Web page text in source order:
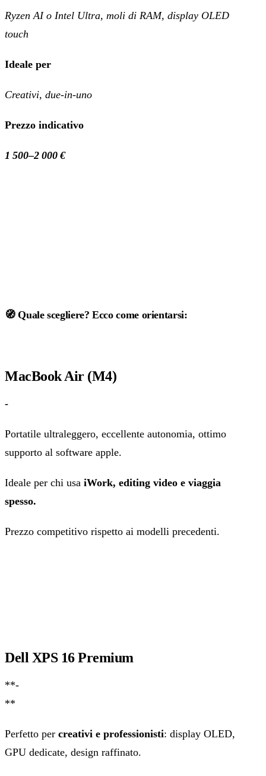
Ryzen AI o Intel Ultra, moli di RAM, display OLED
touch
Ideale per
Creativi, due‑in‑uno
Prezzo indicativo
1 500–2 000 €
🧭 Quale scegliere? Ecco come orientarsi:
MacBook Air (M4)
-
Portatile ultraleggero, eccellente autonomia, ottimo
supporto al software apple.
Ideale per chi usa iWork, editing video e viaggia
spesso.
Prezzo competitivo rispetto ai modelli precedenti.
Dell XPS 16 Premium
**-
**
Perfetto per creativi e professionisti: display OLED,
GPU dedicate, design raffinato.